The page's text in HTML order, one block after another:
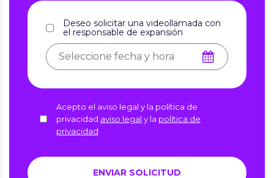
Deseo solicitar una videollamada con
el responsable de expansión
Acepto el aviso legal y la política de
privacidad aviso legal y la política de
privacidad